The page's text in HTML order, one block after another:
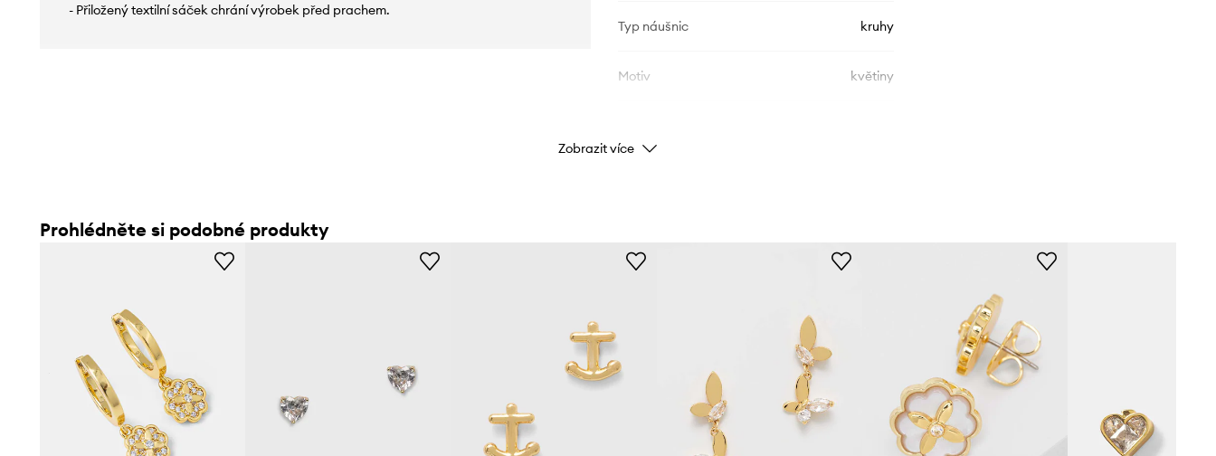
- Přiložený textilní sáček chrání výrobek před prachem.
Typ náušnic kruhy
Motiv květiny
ÚDAJE O VÝROBKU
Barva
Zobrazit více
Prohlédněte si podobné produkty